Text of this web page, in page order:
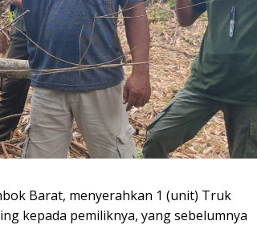
Barat, menyerahkan 1 (unit) Truk
kepada pemiliknya, yang sebelumnya